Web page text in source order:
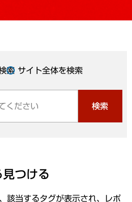
索 サイト全体を検索
検索
つける
該当するタグが表示され、レポ